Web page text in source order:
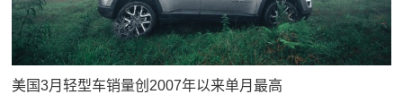
美国3月轻型车销量创2007年以来单月最高